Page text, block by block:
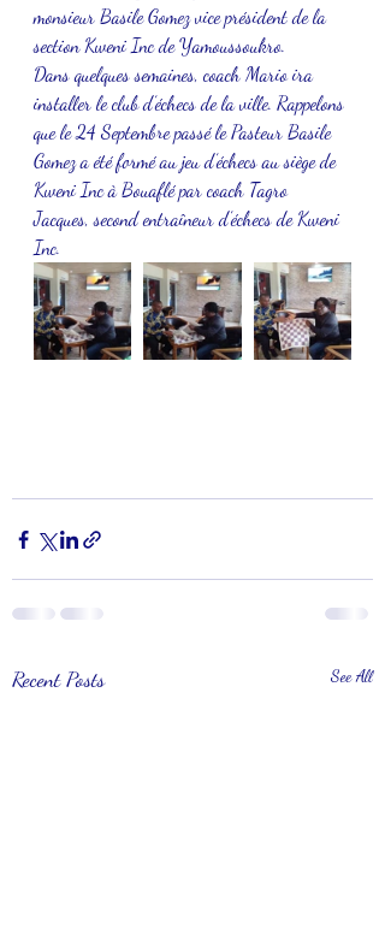
monsieur Basile Gomez vice président de la
section Kweni Inc de Yamoussoukro.
Dans quelques semaines, coach Mario ira
installer le club d’échecs de la ville. Rappelons
que le 24 Septembre passé le Pasteur Basile
Gomez a été formé au jeu d’échecs au siège de
Kweni Inc à Bouaflé par coach Tagro
Jacques, second entraîneur d’échecs de Kweni
Inc.
Recent Posts See All